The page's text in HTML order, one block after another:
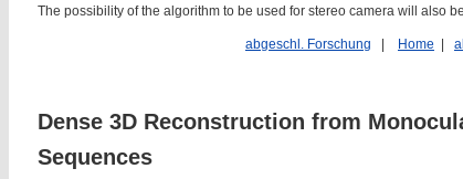
The possibility of the algorithm to be used for stereo camera will also
abgeschl. Forschung Home
Dense 3D Reconstruction from
Sequences